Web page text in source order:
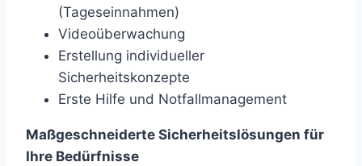
(Tageseinnahmen)
Videoüberwachung
Erstellung individueller
Sicherheitskonzepte
Erste Hilfe und Notfallmanagement
Maßgeschneiderte Sicherheitslösungen für
Ihre Bedürfnisse